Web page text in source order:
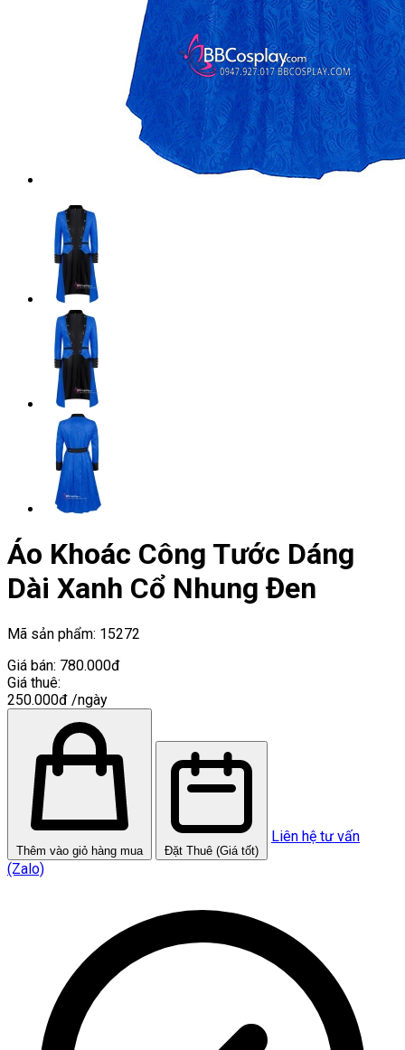
Áo Khoác Công Tước Dáng
Dài Xanh Cổ Nhung Đen
Mã sản phẩm: 15272
Giá bán: 780.000đ
Giá thuê:
250.000đ /ngày
Thêm vào giỏ hàng mua Đặt Thuê (Giá tốt)
Liên hệ tư vấn
(Zalo)